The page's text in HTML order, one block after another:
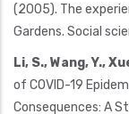
(2005). The
Gardens. Social
Li, S., Wang, Y.,
of COVID-19
Consequences: A